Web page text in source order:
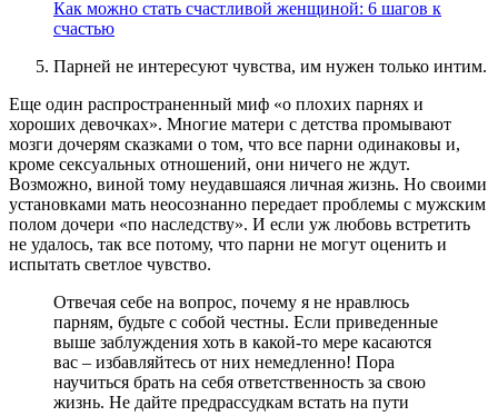
Как можно стать счастливой женщиной: 6 шагов к
счастью
Парней не интересуют чувства, им нужен только интим.
Еще один распространенный миф «о плохих парнях и
хороших девочках». Многие матери с детства промывают
мозги дочерям сказками о том, что все парни одинаковы и,
кроме сексуальных отношений, они ничего не ждут.
Возможно, виной тому неудавшаяся личная жизнь. Но своими
установками мать неосознанно передает проблемы с мужским
полом дочери «по наследству». И если уж любовь встретить
не удалось, так все потому, что парни не могут оценить и
испытать светлое чувство.
Отвечая себе на вопрос, почему я не нравлюсь
парням, будьте с собой честны. Если приведенные
выше заблуждения хоть в какой-то мере касаются
вас – избавляйтесь от них немедленно! Пора
научиться брать на себя ответственность за свою
жизнь. Не дайте предрассудкам встать на пути